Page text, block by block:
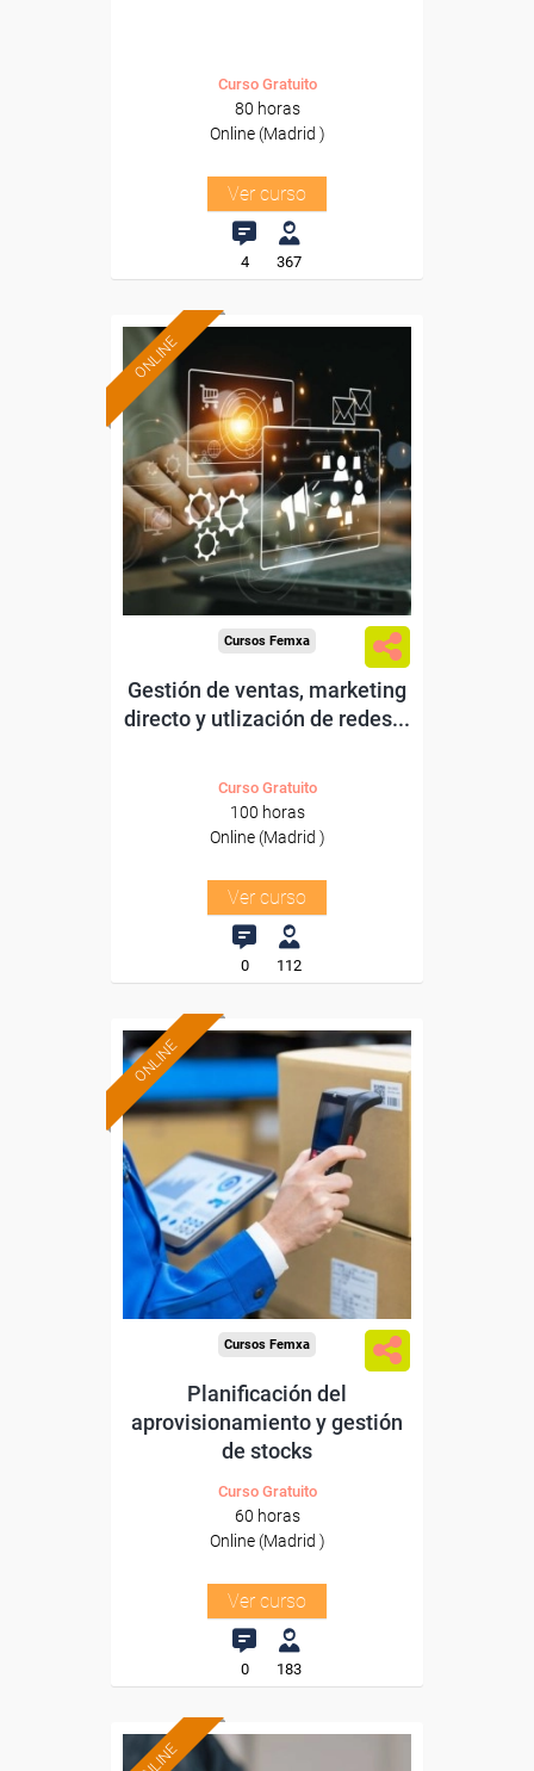
Curso Gratuito
80 horas
Online (Madrid )
Ver curso
4 367
ONLINE
Formación 100%
subvencionada.
Para trabajadores y
autónomos de Madrid.
Para todos los sectores.
Cursos Femxa
Gestión de ventas, marketing
directo y utlización de redes...
Curso Gratuito
100 horas
Online (Madrid )
Ver curso
0 112
ONLINE
Formación 100%
subvencionada.
Para desempleados,
trabajadores y autónomos
de Madrid.
Para todos los sectores.
Cursos Femxa
Planificación del
aprovisionamiento y gestión
de stocks
Curso Gratuito
60 horas
Online (Madrid )
Ver curso
0 183